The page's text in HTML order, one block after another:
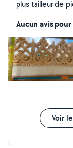
Aucun avis
Voir